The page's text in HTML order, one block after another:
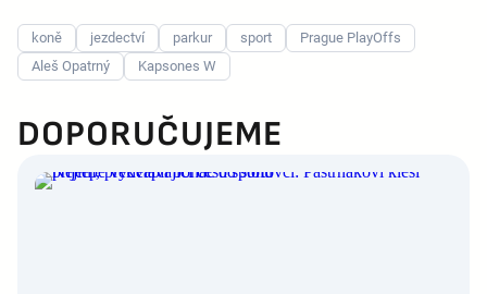
koně jezdectví parkur sport
Prague PlayOffs
Aleš Opatrný
Kapsones W
DOPORUČUJEME